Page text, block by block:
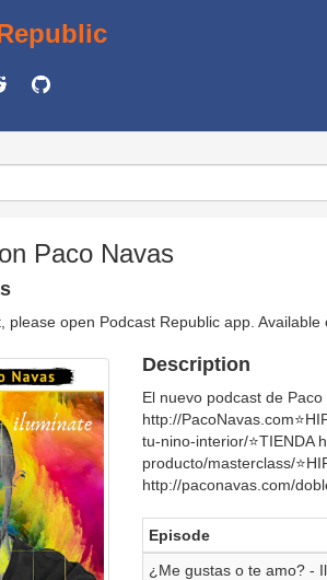
Paco Navas
please open Podcast Republic app.
Description
El nuevo podcast de
http://
tu-nino-interior/⭐️TIENDA
producto/masterclass/
http://paconavas.com/
Episode
¿Me gustas o te amo? -